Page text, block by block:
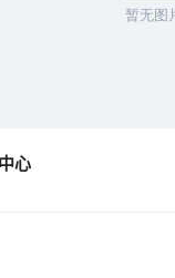
心